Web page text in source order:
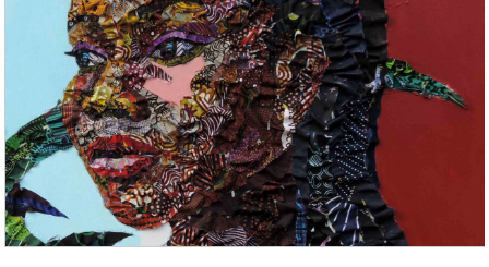
Согласно поздним работам философа Мишеля
Фуко, разглаживание складки определяет время
как абсолютную память. Он обозначает внешнюю
складку — время, которая всегда сосуществует с
внутренней — забвением: «Забвение как
невозможность возврата, а память как
необходимость начинать всё заново». И всё это
обусловливает протяженность времени. "Забвение
забвения означает смерть, но пока мы говорим о